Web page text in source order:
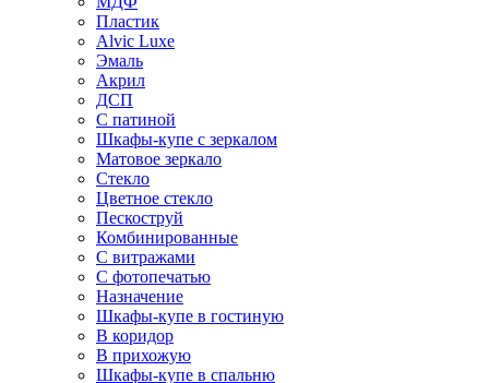
Пластик
Alvic Luxe
Эмаль
Акрил
ДСП
С патиной
Шкафы-купе с зеркалом
Матовое зеркало
Стекло
Цветное стекло
Пескоструй
Комбинированные
С витражами
С фотопечатью
Назначение
Шкафы-купе в гостиную
В коридор
В прихожую
Шкафы-купе в спальню